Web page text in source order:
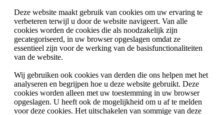
Deze website maakt gebruik van cookies om uw ervaring te
verbeteren terwijl u door de website navigeert. Van alle
cookies worden de cookies die als noodzakelijk zijn
gecategoriseerd, in uw browser opgeslagen omdat ze
essentieel zijn voor de werking van de basisfunctionaliteiten
van de website.
Wij gebruiken ook cookies van derden die ons helpen met het
analyseren en begrijpen hoe u deze website gebruikt. Deze
cookies worden alleen met uw toestemming in uw browser
opgeslagen. U heeft ook de mogelijkheid om u af te melden
voor deze cookies. Het uitschakelen van sommige van deze